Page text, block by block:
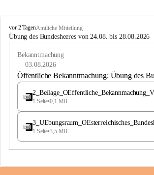
B
u
e
a
vor 2 TagenAmtliche Mitteilung
Übung des Bundesheeres von 24.08. bis 28.08.2026
Bekanntmachung
03.08.2026
Öffentliche Bekanntmachung: Übung des
1 Seite•0,1 MB
1 Seite•3,5 MB